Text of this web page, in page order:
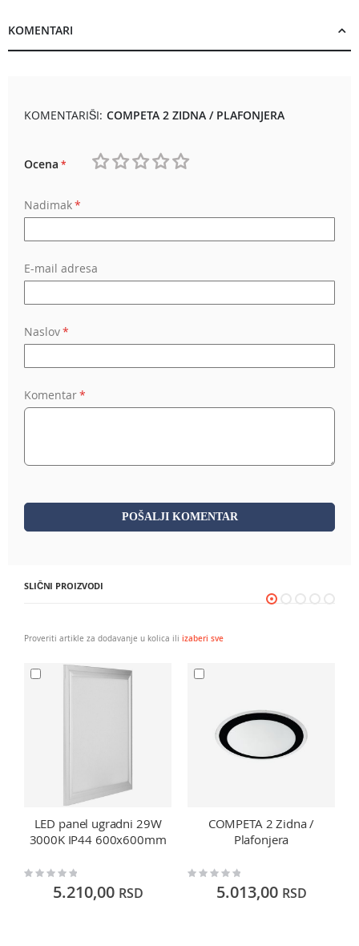
KOMENTARI
KOMENTARIŠI: COMPETA 2 ZIDNA / PLAFONJERA
Ocena
Nadimak
E-mail adresa
Naslov
Komentar
POŠALJI KOMENTAR
SLIČNI PROIZVODI
Proveriti artikle za dodavanje u kolica ili izaberi sve
LED panel ugradni 29W
3000K IP44 600x600mm
Rating:
5.210,00 RSD
COMPETA 2 Zidna /
Plafonjera
Rating:
5.013,00 RSD